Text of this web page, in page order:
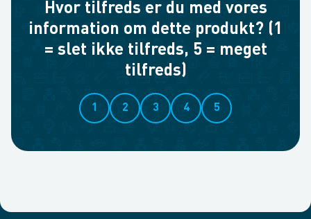
Hvor tilfreds er du med vores
information om dette produkt? (1
= slet ikke tilfreds, 5 = meget
tilfreds)
1 2 3 4 5